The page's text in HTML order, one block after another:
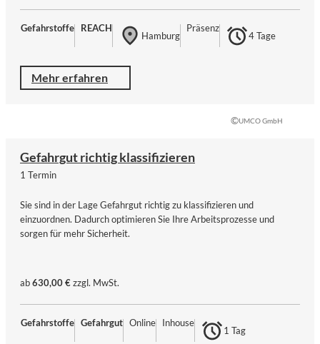
Gefahrstoffe REACH
Hamburg
Präsenz
4 Tage
Mehr erfahren
©UMCO GmbH
Gefahrgut richtig klassifizieren
1 Termin
Sie sind in der Lage Gefahrgut richtig zu klassifizieren und
einzuordnen. Dadurch optimieren Sie Ihre Arbeitsprozesse und
sorgen für mehr Sicherheit.
ab630,00 €zzgl. MwSt.
Gefahrstoffe Gefahrgut Online Inhouse
1 Tag